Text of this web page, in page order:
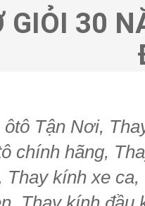
GIỎI 30
Tận Nơi,
chính hãng,
Thay kính xe